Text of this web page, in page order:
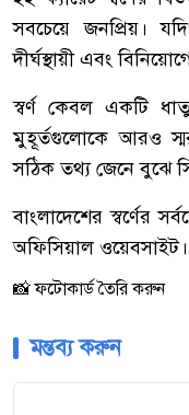
সবচেয়ে জনপ্রিয়।
দীর্ঘস্থায়ী এবং
স্বর্ণ কেবল একটি
মুহূর্তগুলোকে আরও
সঠিক তথ্য জেনে বুঝে
বাংলাদেশের স্বর্ণের
অফিসিয়াল ওয়েবসাইট।
📸 ফটোকার্ড তৈরি করুন
মন্তব্য করুন